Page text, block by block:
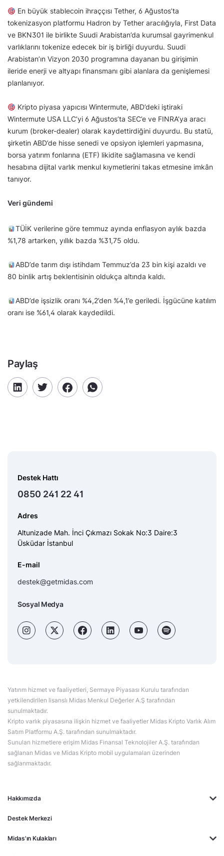
En büyük stablecoin ihraççısı Tether, 6 Ağustos’ta
tokenizasyon platformu Hadron by Tether aracılığıyla, First Data
ve BKN301 ile birlikte Suudi Arabistan’da kurumsal gayrimenkul
varlıklarını tokenize edecek bir iş birliği duyurdu. Suudi
Arabistan’ın Vizyon 2030 programına dayanan bu girişimin
ileride enerji ve altyapı finansmanı gibi alanlara da genişlemesi
planlanıyor.
Kripto piyasa yapıcısı Wintermute, ABD’deki iştiraki
Wintermute USA LLC’yi 6 Ağustos’ta SEC’e ve FINRA’ya aracı
kurum (broker-dealer) olarak kaydettirdiğini duyurdu. Bu statü,
şirketin ABD’de hisse senedi ve opsiyon işlemleri yapmasına,
borsa yatırım fonlarına (ETF) likidite sağlamasına ve kendi
hesabına dijital varlık menkul kıymetlerini takas etmesine imkân
tanıyor.
Veri gündemi
TÜİK verilerine göre temmuz ayında enflasyon aylık bazda
%1,78 artarken, yıllık bazda %31,75 oldu.
ABD’de tarım dışı istihdam Temmuz’da 23 bin kişi azaldı ve
80 binlik artış beklentisinin oldukça altında kaldı.
ABD’de işsizlik oranı %4,2’den %4,1’e geriledi. İşgücüne katılım
oranı ise %61,4 olarak kaydedildi.
Paylaş
Hakkımızda
Destek Merkezi
Midas'ın Kulakları
Destek Hattı
0850 241 22 41
Adres
Altunizade Mah. İnci Çıkmazı Sokak No:3 Daire:3
Üsküdar İstanbul
E-mail
destek@getmidas.com
Sosyal Medya
Yatırım hizmet ve faaliyetleri, Sermaye Piyasası Kurulu tarafından
yetkilendirilen lisanslı Midas Menkul Değerler A.Ş tarafından
sunulmaktadır.
Kripto varlık piyasasına ilişkin hizmet ve faaliyetler Midas Kripto Varlık Alım
Satım Platformu A.Ş. tarafından sunulmaktadır.
Sunulan hizmetlere erişim Midas Finansal Teknolojiler A.Ş. tarafından
sağlanan Midas ve Midas Kripto mobil uygulamaları üzerinden
sağlanmaktadır.